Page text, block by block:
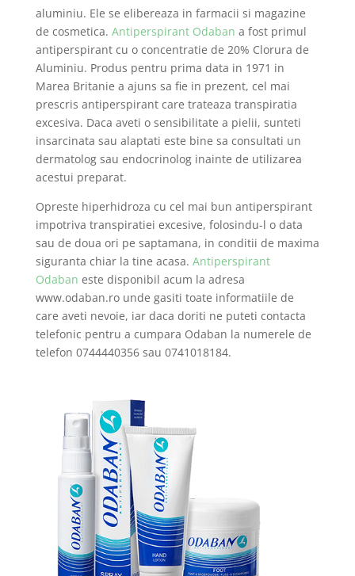
aluminiu. Ele se elibereaza in farmacii si magazine
de cosmetica. Antiperspirant Odaban a fost primul
antiperspirant cu o concentratie de 20% Clorura de
Aluminiu. Produs pentru prima data in 1971 in
Marea Britanie a ajuns sa fie in prezent, cel mai
prescris antiperspirant care trateaza transpiratia
excesiva. Daca aveti o sensibilitate a pielii, sunteti
insarcinata sau alaptati este bine sa consultati un
dermatolog sau endocrinolog inainte de utilizarea
acestui preparat.
Opreste hiperhidroza cu cel mai bun antiperspirant
impotriva transpiratiei excesive, folosindu-l o data
sau de doua ori pe saptamana, in conditii de maxima
siguranta chiar la tine acasa. Antiperspirant
Odaban este disponibil acum la adresa
www.odaban.ro unde gasiti toate informatiile de
care aveti nevoie, iar daca doriti ne puteti contacta
telefonic pentru a cumpara Odaban la numerele de
telefon 0744440356 sau 0741018184.